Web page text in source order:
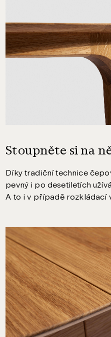
Stoupněte si na
Díky tradiční technice
pevný i po desetiletích
A to i v případě rozkládací